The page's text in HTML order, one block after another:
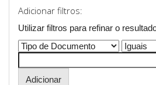
Adicionar filtros:
Utilizar filtros para refinar o